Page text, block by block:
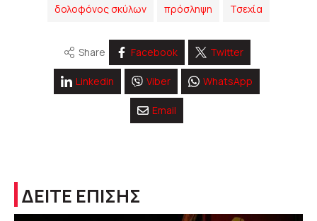
δολοφόνος σκύλων πρόσληψη Τσεχία
Share Facebook Twitter
Linkedin Viber WhatsApp
Email
ΔΕΙΤΕ ΕΠΙΣΗΣ